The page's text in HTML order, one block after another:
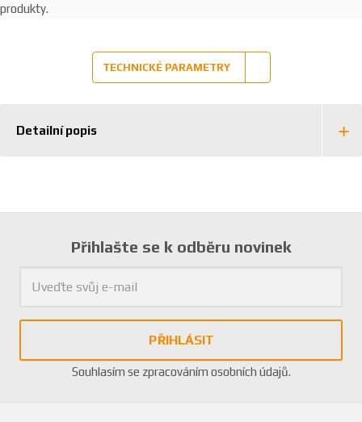
produkty.
TECHNICKÉ PARAMETRY
Detailní popis
Přihlašte se k odběru novinek
PŘIHLÁSIT
Souhlasím se zpracováním osobních údajů.